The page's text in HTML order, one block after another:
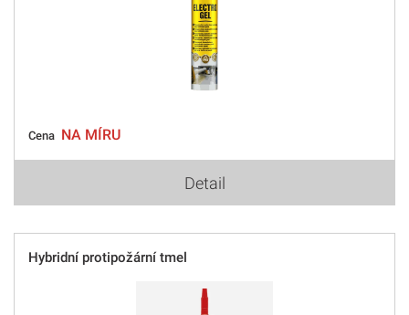
Cena NA MÍRU
Detail
Hybridní protipožární tmel